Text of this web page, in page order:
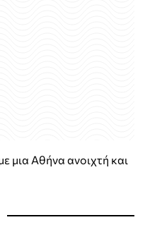
μια Αθήνα ανοιχτή και